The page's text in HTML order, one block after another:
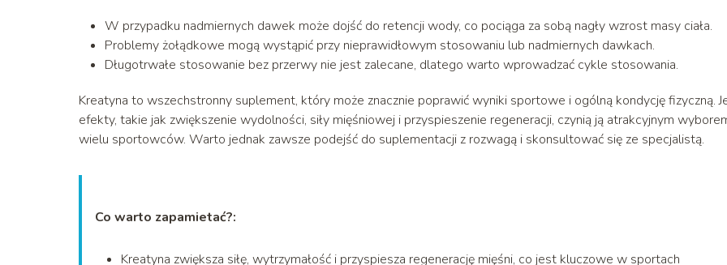
W przypadku nadmiernych dawek może dojść do retencji wody, co pociąga za sobą nagły wzrost masy ciała.
Problemy żołądkowe mogą wystąpić przy nieprawidłowym stosowaniu lub nadmiernych dawkach.
Długotrwałe stosowanie bez przerwy nie jest zalecane, dlatego warto wprowadzać cykle stosowania.
Kreatyna to wszechstronny suplement, który może znacznie poprawić wyniki sportowe i ogólną kondycję fizyczną.
efekty, takie jak zwiększenie wydolności, siły mięśniowej i przyspieszenie regeneracji, czynią ją atrakcyjnym
wielu sportowców. Warto jednak zawsze podejść do suplementacji z rozwagą i skonsultować się ze specjalistą.
Co warto zapamietać?:
Kreatyna zwiększa siłę, wytrzymałość i przyspiesza regenerację mięśni, co jest kluczowe w sportach